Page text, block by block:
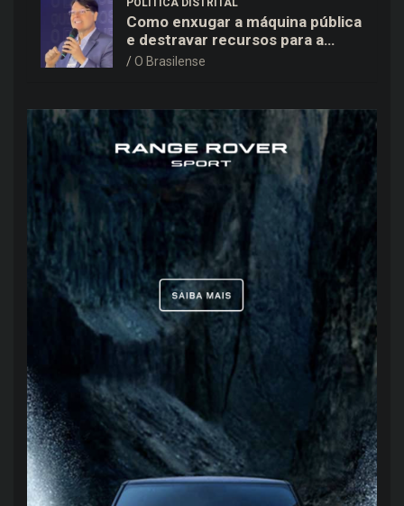
Como enxugar a máquina pública
e destravar recursos para a
saúde e educação no DF
O Brasilense